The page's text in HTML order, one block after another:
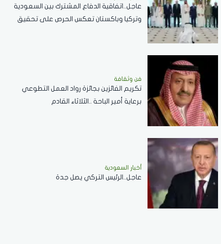
عاجل..اتفاقية الدفاع المشترك بين السعودية
وتركيا وباكستان تعكس الحرص على تحقيق
فن وثقافة
تكريم الفائزين بجائزة رواد العمل التطوعي
برعاية أمير الباحة ..الثلاثاء القادم
أخبار السعودية
عاجل..الرئيس التركي يصل جدة